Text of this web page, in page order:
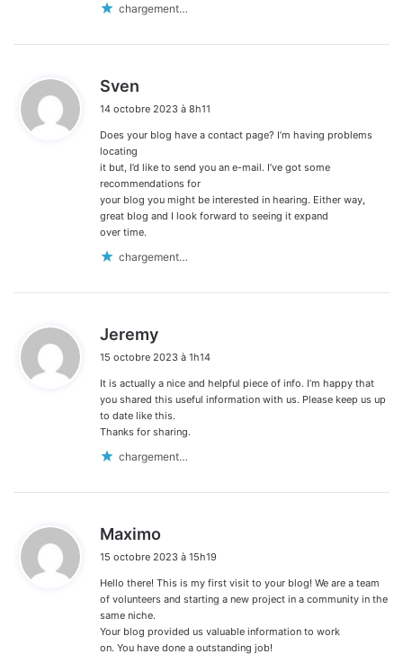
chargement…
Sven
t
14 octobre 2023 à 8h11
Does your blog have a contact page? I’m having problems
locating
it but, I’d like to send you an e-mail. I’ve got some
recommendations for
your blog you might be interested in hearing. Either way,
great blog and I look forward to seeing it expand
over time.
chargement…
Jeremy
t
:
15 octobre 2023 à 1h14
It is actually a nice and helpful piece of info. I’m happy that
you shared this useful information with us. Please keep us up
to date like this.
Thanks for sharing.
chargement…
Maximo
t
15 octobre 2023 à 15h19
Hello there! This is my first visit to your blog! We are a team
of volunteers and starting a new project in a community in the
same niche.
Your blog provided us valuable information to work
on. You have done a outstanding job!